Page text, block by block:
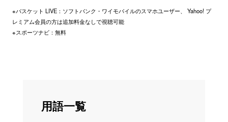
※バスケット LIVE：ソフトバンク・ワイモバイルのスマホユーザー、 Yahoo! プ
レミアム会員の方は追加料金なしで視聴可能
※スポーツナビ：無料
用語一覧